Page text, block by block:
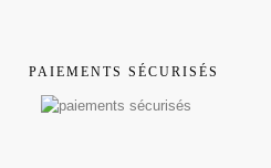
PAIEMENTS SÉCURISÉS